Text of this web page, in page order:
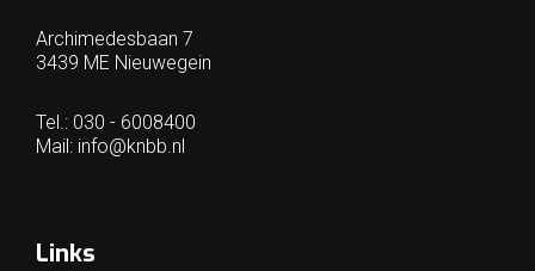
Archimedesbaan 7
3439 ME Nieuwegein
Tel.: 030 - 6008400
Mail: info@knbb.nl
Links